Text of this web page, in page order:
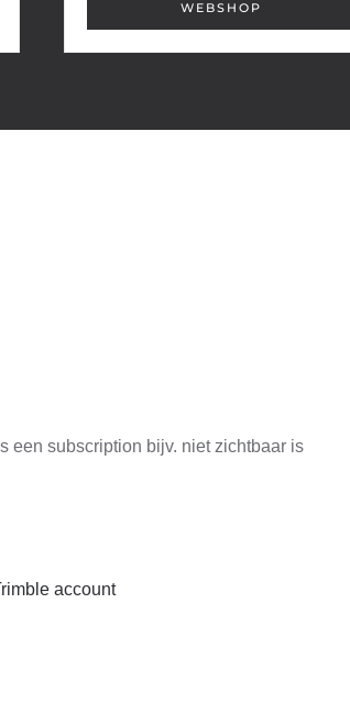
WEBSHOP
een subscription bijv. niet zichtbaar is
account